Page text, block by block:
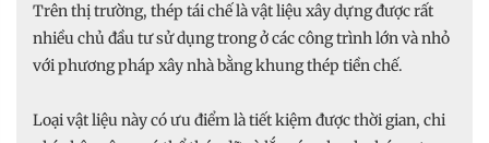
Trên thị trường, thép tái chế là vật liệu xây dựng được rất
nhiều chủ đầu tư sử dụng trong ở các công trình lớn và nhỏ
với phương pháp xây nhà bằng khung thép tiền chế.
Loại vật liệu này có ưu điểm là tiết kiệm được thời gian, chi